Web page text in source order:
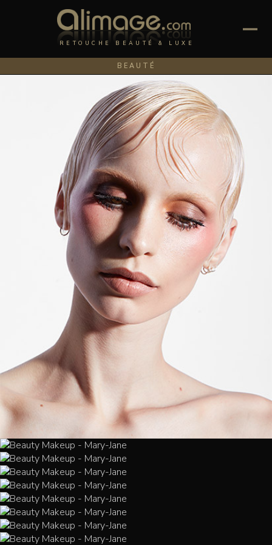
RETOUCHE BEAUTÉ & LUXE
BEAUTÉ